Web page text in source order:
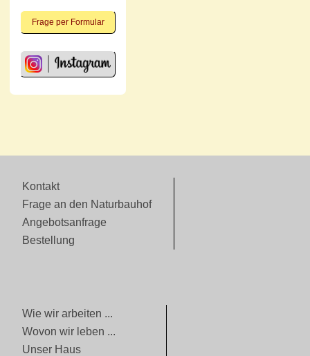
Frage per Formular
Kontakt
Frage an den Naturbauhof
Angebotsanfrage
Bestellung
Wie wir arbeiten ...
Wovon wir leben ...
Unser Haus